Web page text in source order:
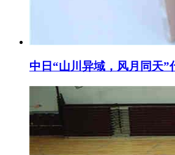
中日“山川异域，风月同天”